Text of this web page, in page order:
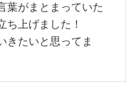
葉がまとまっていた
ち上げました！
きたいと思ってま